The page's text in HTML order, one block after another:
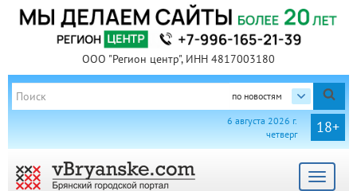
ООО "Регион центр", ИНН 4817003180
по новостям
18+
6 августа 2026 г.
четверг
Toggle